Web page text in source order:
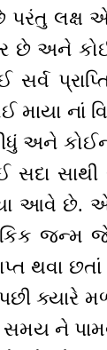
પરંતુ
છે અને
નાં
અને
સાથી
આવે છે.
જન્મ જે
થવા
ક્યારે
ને